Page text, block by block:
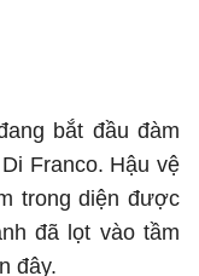
bắt đầu đàm
Franco. Hậu vệ
trong diện được
đã lọt vào tầm
đây.